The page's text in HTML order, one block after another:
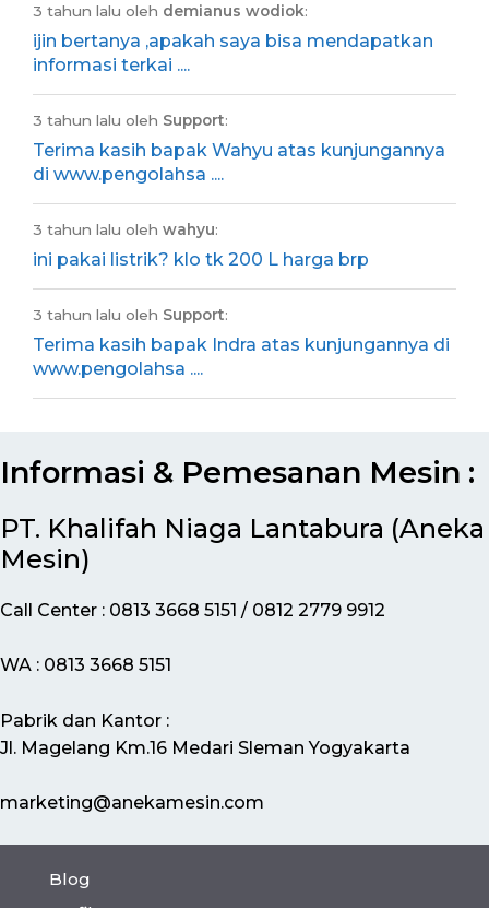
3 tahun lalu oleh demianus wodiok:
ijin bertanya ,apakah saya bisa mendapatkan
informasi terkai ....
3 tahun lalu oleh Support:
Terima kasih bapak Wahyu atas kunjungannya
di www.pengolahsa ....
3 tahun lalu oleh wahyu:
ini pakai listrik? klo tk 200 L harga brp
3 tahun lalu oleh Support:
Terima kasih bapak Indra atas kunjungannya di
www.pengolahsa ....
Informasi & Pemesanan Mesin :
PT. Khalifah Niaga Lantabura (Aneka
Mesin)
Call Center : 0813 3668 5151 / 0812 2779 9912
WA : 0813 3668 5151
Pabrik dan Kantor :
Jl. Magelang Km.16 Medari Sleman Yogyakarta
marketing@anekamesin.com
Blog